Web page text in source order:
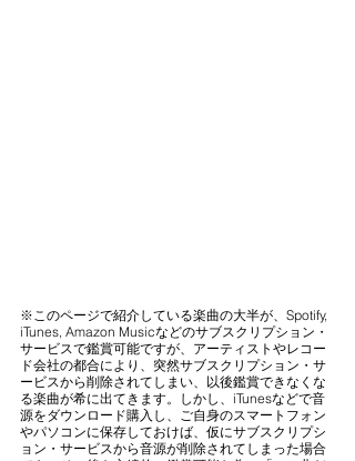
※このページで紹介している楽曲の大半が、Spotify,
iTunes, Amazon Musicなどのサブスクリプション・
サービスで鑑賞可能ですが、アーティストやレコー
ド会社の都合により、突然サブスクリプション・サ
ービスから削除されてしまい、以後鑑賞できなくな
る楽曲が希に出てきます。しかし、iTunesなどで音
源をダウンロード購入し、ご自身のスマートフォン
やパソコンに保存しておけば、仮にサブスクリプシ
ョン・サービスから音源が削除されてしまった場合